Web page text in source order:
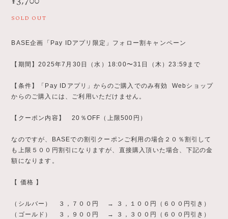
SOLD OUT
BASE企画「Pay IDアプリ限定」フォロー割キャンペーン
【期間】2025年7月30日（水）18:00〜31日（木）23:59まで
【条件】「Pay IDアプリ」からのご購入でのみ有効 Webショップ
からのご購入には、ご利用いただけません。
【クーポン内容】 20％OFF（上限500円）
なのですが、BASEでの割引クーポンご利用の場合２０％割引して
も上限５００円割引になりますが、直接購入頂いた場合、下記の金
額になります。
【 価格 】
（シルバー） ３，７００円 → ３，１００円（６００円引き）
（ゴールド） ３，９００円 → ３，３００円（６００円引き）